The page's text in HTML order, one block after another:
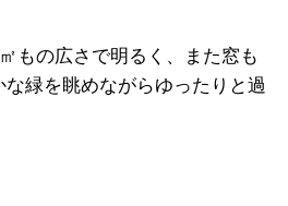
もの広さで明るく、また窓も
緑を眺めながらゆったりと過